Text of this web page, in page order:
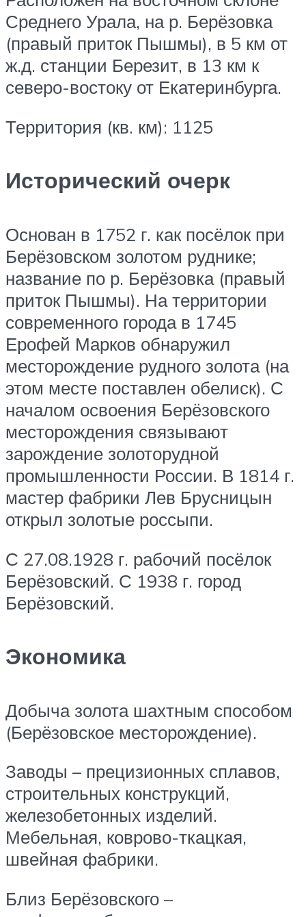
Среднего Урала, на р. Берёзовка
(правый приток Пышмы), в 5 км от
ж.д. станции Березит, в 13 км к
северо-востоку от Екатеринбурга.
Территория (кв. км): 1125
Исторический очерк
Основан в 1752 г. как посёлок при
Берёзовском золотом руднике;
название по р. Берёзовка (правый
приток Пышмы). На территории
современного города в 1745
Ерофей Марков обнаружил
месторождение рудного золота (на
этом месте поставлен обелиск). С
началом освоения Берёзовского
месторождения связывают
зарождение золоторудной
промышленности России. В 1814 г.
мастер фабрики Лев Брусницын
открыл золотые россыпи.
С 27.08.1928 г. рабочий посёлок
Берёзовский. С 1938 г. город
Берёзовский.
Экономика
Добыча золота шахтным способом
(Берёзовское месторождение).
Заводы – прецизионных сплавов,
строительных конструкций,
железобетонных изделий.
Мебельная, коврово-ткацкая,
швейная фабрики.
Близ Берёзовского –